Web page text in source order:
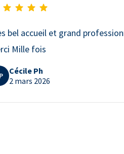
bel accueil et grand
Mille fois
Cécile Ph
2 mars 2026